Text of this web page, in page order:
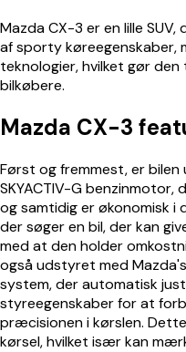
Mazda CX-3 er en lille
af sporty køreegenskaber,
teknologier, hvilket gør
bilkøbere.
Mazda CX-3
Først og fremmest, er
SKYACTIV-G benzinmotor,
og samtidig er økonomisk i
der søger en bil, der kan
med at den holder
også udstyret med
system, der automatisk
styreegenskaber for at
præcisionen i kørslen.
kørsel, hvilket især kan